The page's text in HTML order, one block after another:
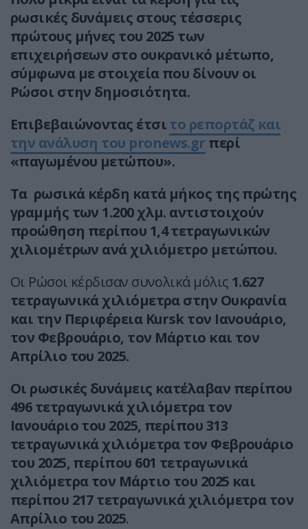
ρωσικές δυνάμεις στους τέσσερις
πρώτους μήνες του 2025 των
επιχειρήσεων στο ουκρανικό μέτωπο,
σύμφωνα με στοιχεία που δίνουν οι
Ρώσοι στην δημοσιότητα.
Επιβεβαιώνοντας έτσιτο ρεπορτάζ και
την ανάλυση του pronews.gr περί
«παγωμένου μετώπου».
Tα ρωσικά κέρδη κατά μήκος της πρώτης
γραμμής των 1.200 χλμ. αντιστοιχούν
προώθηση περίπου 1,4 τετραγωνικών
χιλιομέτρων ανά χιλιόμετρο μετώπου.
Οι Ρώσοι κέρδισαν συνολικά μόλις 1.627
τετραγωνικά χιλιόμετρα στην Ουκρανία
και την Περιφέρεια Kursk τον Ιανουάριο,
τον Φεβρουάριο, τον Μάρτιο και τον
Απρίλιο του 2025.
Οι ρωσικές δυνάμεις κατέλαβαν περίπου
496 τετραγωνικά χιλιόμετρα τον
Ιανουάριο του 2025, περίπου 313
τετραγωνικά χιλιόμετρα τον Φεβρουάριο
του 2025, περίπου 601 τετραγωνικά
χιλιόμετρα τον Μάρτιο του 2025 και
περίπου 217 τετραγωνικά χιλιόμετρα τον
Απρίλιο του 2025.